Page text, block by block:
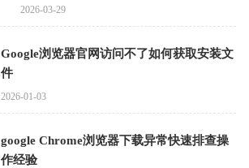
2026-03-29
Google浏览器官网访问不了如何获取安装文
件
2026-01-03
google Chrome浏览器下载异常快速排查操
作经验